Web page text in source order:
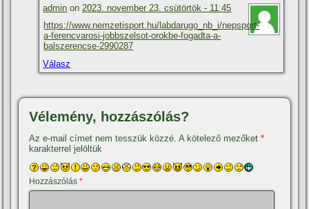
admin on2023. november 23. csütörtök - 11:45
https://www.nemzetisport.hu/labdarugo_nb_i/nepsport-
a-ferencvarosi-jobbszelsot-orokbe-fogadta-a-
balszerencse-2990287
Válasz
Vélemény, hozzászólás?
Az e-mail címet nem tesszük közzé. A kötelező mezőket*
karakterrel jelöltük
Hozzászólás*